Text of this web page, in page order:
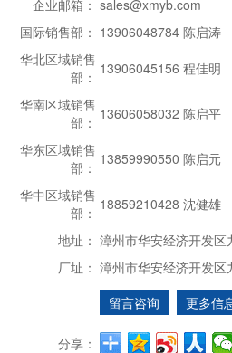
企业邮箱： sales@xmyb.com
国际销售部： 13906048784 陈启涛
华北区域销售
部： 13906045156 程佳明
华南区域销售
部： 13606058032 陈启平
华东区域销售
部： 13859990550 陈启元
华中区域销售
部： 18859210428 沈健雄
地址： 漳州市华安经济开发区
厂址： 漳州市华安经济开发区
留言咨询
更多信
分享：